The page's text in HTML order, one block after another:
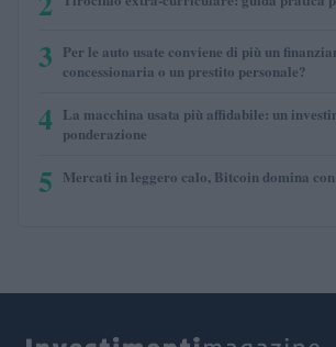
3 Per le auto usate conviene di più un
concessionaria o un prestito personale?
4 La macchina usata più affidabile: un
ponderazione
5 Mercati in leggero calo, Bitcoin domina